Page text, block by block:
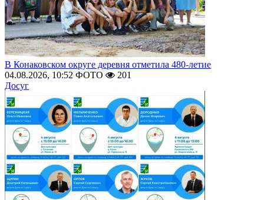
В Конаковском округе деревня отметила 480-летие
04.08.2026, 10:52 ФОТО
201
Досуг